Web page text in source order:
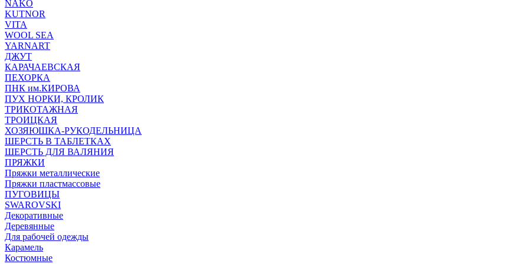
NAKO
KUTNOR
VITA
WOOL SEA
YARNART
ДЖУТ
КАРАЧАЕВСКАЯ
ПЕХОРКА
ПНК им.КИРОВА
ПУХ НОРКИ, КРОЛИК
ТРИКОТАЖНАЯ
ТРОИЦКАЯ
ХОЗЯЮШКА-РУКОДЕЛЬНИЦА
ШЕРСТЬ В ТАБЛЕТКАХ
ШЕРСТЬ ДЛЯ ВАЛЯНИЯ
ПРЯЖКИ
Пряжки металлические
Пряжки пластмассовые
ПУГОВИЦЫ
SWAROVSKI
Декоративные
Деревянные
Для рабочей одежды
Карамель
Костюмные